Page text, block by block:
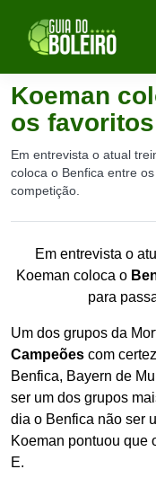
Koeman
os
Em entrevista o atual
coloca o Benfica entre
competição.
Em entrevista o
Koeman coloca o
para
Um dos grupos da
Campeões com
Benfica, Bayern de
ser um dos grupos
dia o Benfica não ser
Koeman pontuou que
E.